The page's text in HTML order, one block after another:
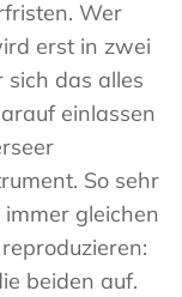
Wer
erst in zwei
sich das alles
einlassen
So sehr
gleichen
beiden auf.